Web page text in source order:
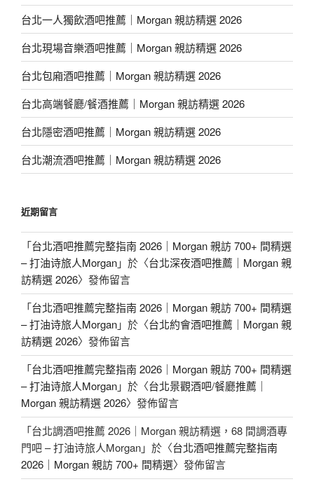
台北一人獨飲酒吧推薦｜Morgan 親訪精選 2026
台北現場音樂酒吧推薦｜Morgan 親訪精選 2026
台北包廂酒吧推薦｜Morgan 親訪精選 2026
台北高端餐廳/餐酒推薦｜Morgan 親訪精選 2026
台北隱密酒吧推薦｜Morgan 親訪精選 2026
台北潮流酒吧推薦｜Morgan 親訪精選 2026
近期留言
「台北酒吧推薦完整指南 2026｜Morgan 親訪 700+ 間精選
– 打油诗旅人Morgan」於〈台北深夜酒吧推薦｜Morgan 親
訪精選 2026〉發佈留言
「台北酒吧推薦完整指南 2026｜Morgan 親訪 700+ 間精選
– 打油诗旅人Morgan」於〈台北約會酒吧推薦｜Morgan 親
訪精選 2026〉發佈留言
「台北酒吧推薦完整指南 2026｜Morgan 親訪 700+ 間精選
– 打油诗旅人Morgan」於〈台北景觀酒吧/餐廳推薦｜
Morgan 親訪精選 2026〉發佈留言
「台北調酒吧推薦 2026｜Morgan 親訪精選，68 間調酒專
門吧 – 打油诗旅人Morgan」於〈台北酒吧推薦完整指南
2026｜Morgan 親訪 700+ 間精選〉發佈留言